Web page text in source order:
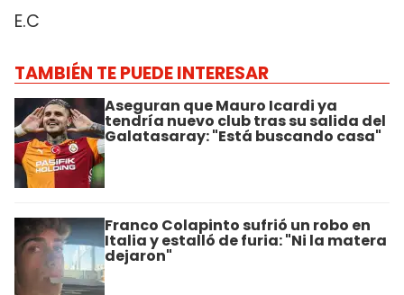
E.C
TAMBIÉN TE PUEDE INTERESAR
Aseguran que Mauro Icardi ya
tendría nuevo club tras su salida del
Galatasaray: "Está buscando casa"
Franco Colapinto sufrió un robo en
Italia y estalló de furia: "Ni la matera
dejaron"